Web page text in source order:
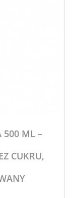
500 ML –
CUKRU,